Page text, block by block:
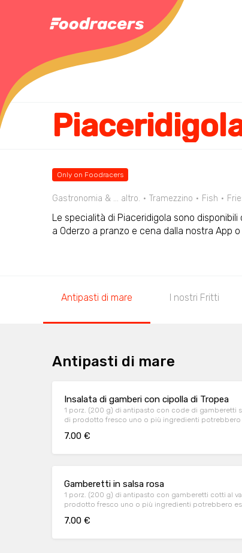
Only on Foodracers
Gastronomia & ... altro. Tramezzino Fish
Le specialità di Piaceridigola sono
a Oderzo a pranzo e cena dalla nostra App
Antipasti di mare I nostri Fritti
Antipasti di mare
Insalata di gamberi con cipolla di Tropea
1 porz. (200 g) di antipasto con code di gamberetti
di prodotto fresco uno o più ingredienti
7.00 €
Gamberetti in salsa rosa
1 porz. (200 g) di antipasto con gamberetti cotti al
prodotto fresco uno o più ingredienti
7.00 €